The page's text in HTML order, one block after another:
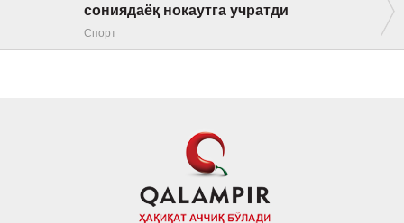
сониядаёқ нокаутга учратди
Спорт